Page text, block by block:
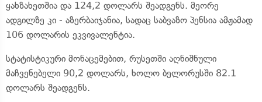
ყახზახეთშია და 124,2 დოლარს შეადგენს. მეორე
ადგილზე კი - აზერბაიჯანია, სადაც საბვაზო პენსია ამჟამად
106 დოლარის ეკვივალენტია.
სტატისტიკური მონაცემებით, რუსეთში აღნიშნული
მაჩვენებელი 90,2 დოლარს, ხოლო ბელორუსში 82.1
დოლარს შეადგენს.